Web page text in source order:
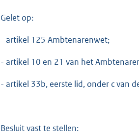
Gelet op:
- artikel 125 Ambtenarenwet;
- artikel 10 en 21 van het
- artikel 33b, eerste lid, onder c van
Besluit vast te stellen: